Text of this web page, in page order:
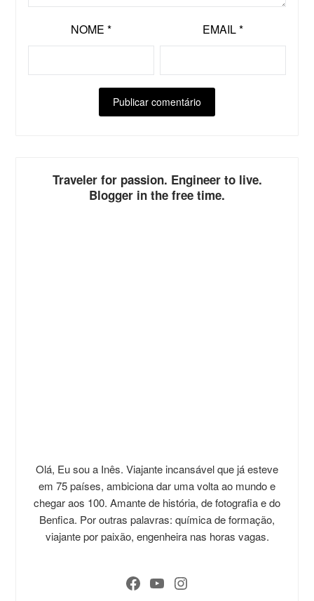
NOME * EMAIL*
Traveler for passion. Engineer to live.
Blogger in the free time.
Olá, Eu sou a Inês. Viajante incansável que já esteve
em 75 países, ambiciona dar uma volta ao mundo e
chegar aos 100. Amante de história, de fotografia e do
Benfica. Por outras palavras: química de formação,
viajante por paixão, engenheira nas horas vagas.